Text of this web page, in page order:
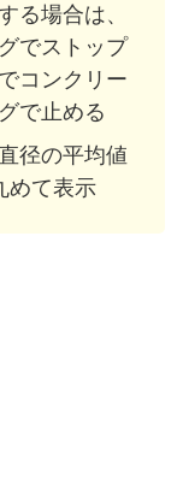
る場合は、
でストップ
コンクリー
で止める
径の平均値
めて表示